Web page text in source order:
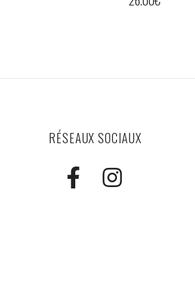
RÉSEAUX SOCIAUX